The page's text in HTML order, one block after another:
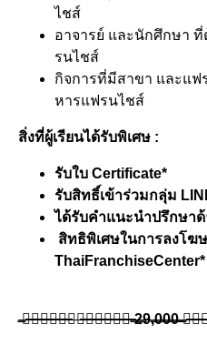
ไชส์
อาจารย์ และนักศึกษา ที่
รนไชส์
กิจการที่มีสาขา และแ
หารแฟรนไชส์
สิ่งที่ผู้เรียนได้รับพิเศษ :
รับใบ Certificate*
รับสิทธิ์เข้าร่วมกลุ่ม
ได้รับคำแนะนำปรึกษา
สิทธิพิเศษในการลงโฆ
ThaiFranchiseCenter*
ห̶ล̶ั̶ก̶ส̶̶ูต̶ร̶ร̶า̶ค̶า̶ ̶2̶9,̶0̶0̶0̶ ̶บ̶า̶